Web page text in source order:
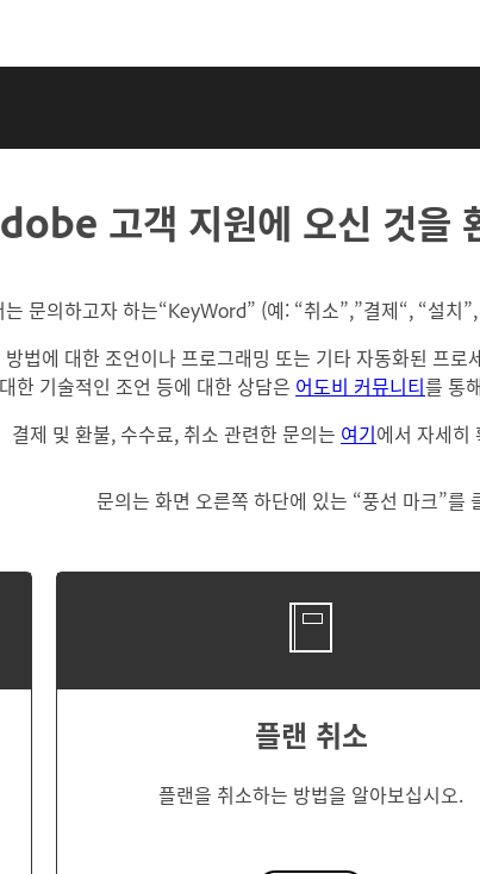
고객 지원에 오신 것을
문의하고자 하는“KeyWord” (예: “취소”,”결제“, “설치
법에 대한 조언이나 프로그래밍 또는 기타 자동화된 프
한 기술적인 조언 등에 대한 상담은 어도비 커뮤니티를 통
결제 및 환불, 수수료, 취소 관련한 문의는 여기에서 자세히
문의는 화면 오른쪽 하단에 있는 “풍선 마크”를
플랜 취소
플랜을 취소하는 방법을 알아보십시오.